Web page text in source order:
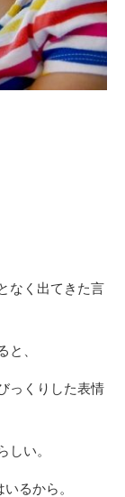
なく出てきた言
と、
っくりした表情
しい。
るから。